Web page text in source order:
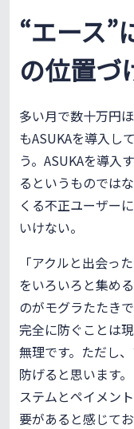
“エース”
の位置づ
多い月で数十万円
もASUKAを導入し
う。ASUKAを導入
るというものでは
くる不正ユーザー
いけない。
「アクルと出会っ
をいろいろと集め
のがモグラたたき
完全に防ぐことは
無理です。ただし
防げると思います
ステムとペイメン
要があると感じてお